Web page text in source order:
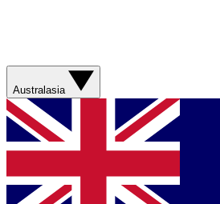
Australasia